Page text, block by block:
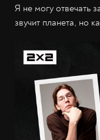
Я не могу отвечать
звучит планета, но